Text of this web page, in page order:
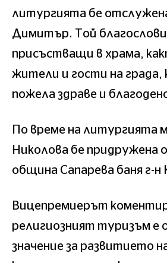
литургията бе
Димитър. Той благослови
присъстващи в храма,
жители и гости на града,
пожела здраве и
По време на литургията
Николова бе придружена
община Сапарева баня г-н
Вицепремиерът
религиозният туризъм е
значение за развитието